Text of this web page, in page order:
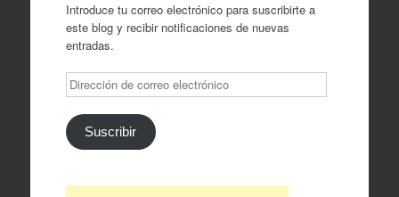
Introduce tu correo electrónico para suscribirte a
este blog y recibir notificaciones de nuevas
entradas.
Dirección
de
correo
electrónico
Suscribir